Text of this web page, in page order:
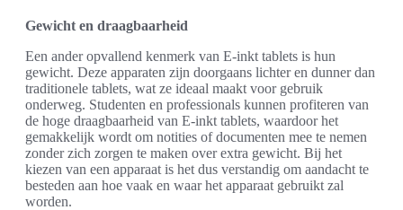
Gewicht en draagbaarheid
Een ander opvallend kenmerk van E-inkt tablets is hun
gewicht. Deze apparaten zijn doorgaans lichter en dunner dan
traditionele tablets, wat ze ideaal maakt voor gebruik
onderweg. Studenten en professionals kunnen profiteren van
de hoge draagbaarheid van E-inkt tablets, waardoor het
gemakkelijk wordt om notities of documenten mee te nemen
zonder zich zorgen te maken over extra gewicht. Bij het
kiezen van een apparaat is het dus verstandig om aandacht te
besteden aan hoe vaak en waar het apparaat gebruikt zal
worden.